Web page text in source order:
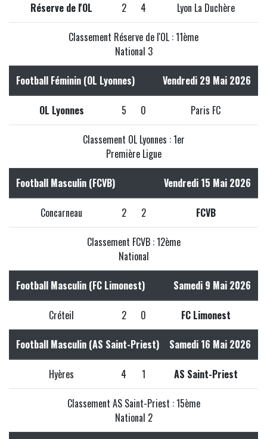
Réserve de l'OL 2 4 Lyon La Duchère
Classement Réserve de l'OL : 11ème
National 3
Football Féminin (OL Lyonnes) Vendredi 29 Mai 2026
OL Lyonnes 5 0 Paris FC
Classement OL Lyonnes : 1er
Première Ligue
Football Masculin (FCVB) Vendredi 15 Mai 2026
Concarneau 2 2 FCVB
Classement FCVB : 12ème
National
Football Masculin (FC Limonest) Samedi 9 Mai 2026
Créteil 2 0 FC Limonest
Football Masculin (AS Saint-Priest) Samedi 16 Mai 2026
Hyères 4 1 AS Saint-Priest
Classement AS Saint-Priest : 15ème
National 2